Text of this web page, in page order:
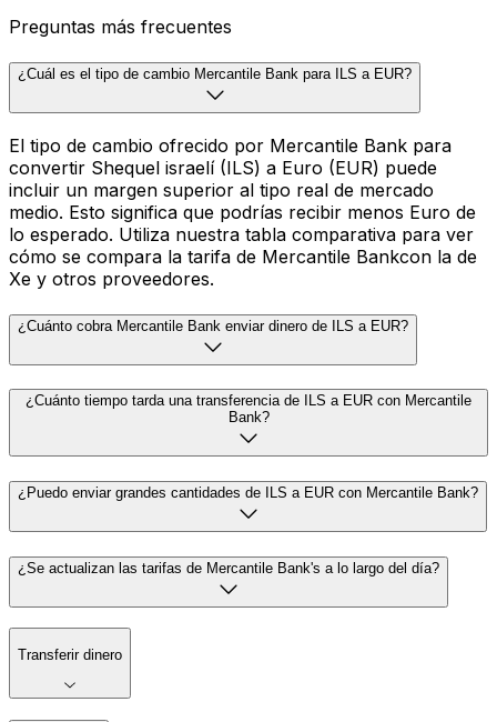
Preguntas más frecuentes
¿Cuál es el tipo de cambio Mercantile Bank para ILS a EUR?
El tipo de cambio ofrecido por Mercantile Bank para
convertir Shequel israelí (ILS) a Euro (EUR) puede
incluir un margen superior al tipo real de mercado
medio. Esto significa que podrías recibir menos Euro de
lo esperado. Utiliza nuestra tabla comparativa para ver
cómo se compara la tarifa de Mercantile Bankcon la de
Xe y otros proveedores.
¿Cuánto cobra Mercantile Bank enviar dinero de ILS a EUR?
¿Cuánto tiempo tarda una transferencia de ILS a EUR con Mercantile
Bank?
¿Puedo enviar grandes cantidades de ILS a EUR con Mercantile Bank?
¿Se actualizan las tarifas de Mercantile Bank's a lo largo del día?
Transferir dinero